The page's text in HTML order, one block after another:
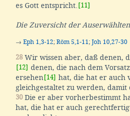
es Gott entspricht. [11]
Die Zuversicht der Auserwählten
→ Eph 1,3-12; Röm 5,1-11; Joh 10,27-30
28 Wir wissen aber, daß denen,
[12] denen, die nach dem Vorsatz
ersehen [14] hat, die hat er auch
gleichgestaltet zu werden,
30 Die er aber vorherbestimmt
hat, die hat er auch